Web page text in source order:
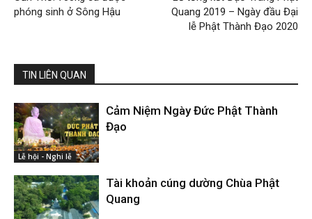
phóng sinh ở Sông Hậu
Quang 2019 – Ngày đầu Đại
lễ Phật Thành Đạo 2020
TIN LIÊN QUAN
Lễ hội - Nghi lễ
Cảm Niệm Ngày Đức Phật Thành
Đạo
Tài khoản cúng dường Chùa Phật
Quang